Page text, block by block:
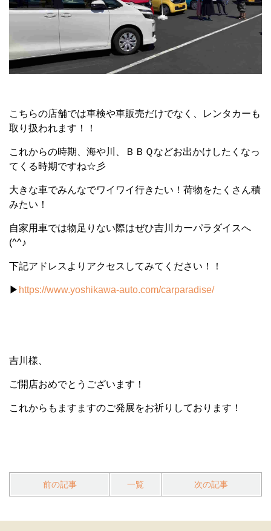
こちらの店舗では車検や車販売だけでなく、レンタカーも
取り扱われます！！
これからの時期、海や川、ＢＢＱなどお出かけしたくなっ
てくる時期ですね☆彡
大きな車でみんなでワイワイ行きたい！荷物をたくさん積
みたい！
自家用車では物足りない際はぜひ吉川カーパラダイスへ
(^^♪
下記アドレスよりアクセスしてみてください！！
▶ https://www.yoshikawa-auto.com/carparadise/
吉川様、
ご開店おめでとうございます！
これからもますますのご発展をお祈りしております！
前の記事 一覧 次の記事